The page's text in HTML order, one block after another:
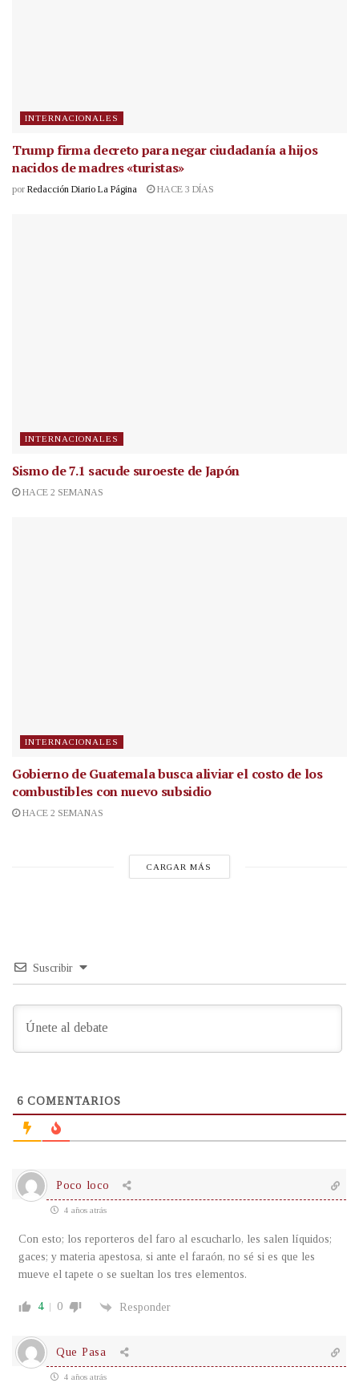
INTERNACIONALES
Trump firma decreto para negar ciudadanía a hijos
nacidos de madres «turistas»
por Redacción Diario La Página HACE 3 DÍAS
INTERNACIONALES
Sismo de 7.1 sacude suroeste de Japón
HACE 2 SEMANAS
INTERNACIONALES
Gobierno de Guatemala busca aliviar el costo de los
combustibles con nuevo subsidio
HACE 2 SEMANAS
CARGAR MÁS
Suscribir
6 COMENTARIOS
Poco loco
4 años atrás
Con esto; los reporteros del faro al escucharlo, les salen líquidos;
gaces; y materia apestosa, si ante el faraón, no sé si es que les
mueve el tapete o se sueltan los tres elementos.
4 0 Responder
Que Pasa
4 años atrás